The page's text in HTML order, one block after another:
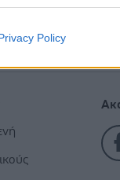
including
Policy